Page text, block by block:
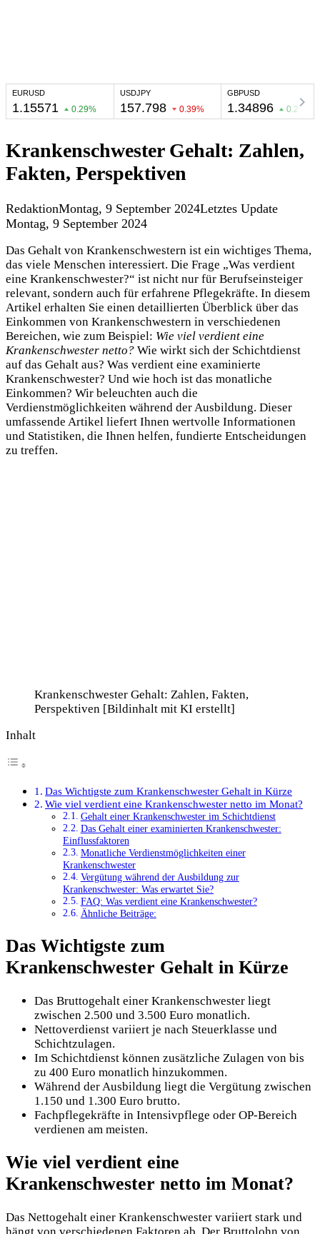
Krankenschwester Gehalt: Zahlen,
Fakten, Perspektiven
RedaktionMontag, 9 September 2024Letztes Update
Montag, 9 September 2024
Das Gehalt von Krankenschwestern ist ein wichtiges Thema,
das viele Menschen interessiert. Die Frage „Was verdient
eine Krankenschwester?“ ist nicht nur für Berufseinsteiger
relevant, sondern auch für erfahrene Pflegekräfte. In diesem
Artikel erhalten Sie einen detaillierten Überblick über das
Einkommen von Krankenschwestern in verschiedenen
Bereichen, wie zum Beispiel: Wie viel verdient eine
Krankenschwester netto? Wie wirkt sich der Schichtdienst
auf das Gehalt aus? Was verdient eine examinierte
Krankenschwester? Und wie hoch ist das monatliche
Einkommen? Wir beleuchten auch die
Verdienstmöglichkeiten während der Ausbildung. Dieser
umfassende Artikel liefert Ihnen wertvolle Informationen
und Statistiken, die Ihnen helfen, fundierte Entscheidungen
zu treffen.
Krankenschwester Gehalt: Zahlen, Fakten,
Perspektiven [Bildinhalt mit KI erstellt]
Inhalt
Das Wichtigste zum Krankenschwester Gehalt in Kürze
Wie viel verdient eine Krankenschwester netto im Monat?
Gehalt einer Krankenschwester im Schichtdienst
Das Gehalt einer examinierten Krankenschwester:
Einflussfaktoren
Monatliche Verdienstmöglichkeiten einer
Krankenschwester
Vergütung während der Ausbildung zur
Krankenschwester: Was erwartet Sie?
FAQ: Was verdient eine Krankenschwester?
Ähnliche Beiträge:
Das Wichtigste zum
Krankenschwester Gehalt in Kürze
Das Bruttogehalt einer Krankenschwester liegt
zwischen 2.500 und 3.500 Euro monatlich.
Nettoverdienst variiert je nach Steuerklasse und
Schichtzulagen.
Im Schichtdienst können zusätzliche Zulagen von bis
zu 400 Euro monatlich hinzukommen.
Während der Ausbildung liegt die Vergütung zwischen
1.150 und 1.300 Euro brutto.
Fachpflegekräfte in Intensivpflege oder OP-Bereich
verdienen am meisten.
Wie viel verdient eine
Krankenschwester netto im Monat?
Das Nettogehalt einer Krankenschwester variiert stark und